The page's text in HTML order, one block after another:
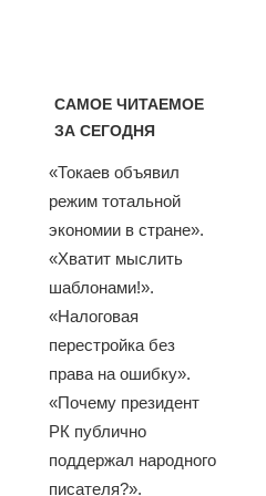
САМОЕ ЧИТАЕМОЕ
ЗА СЕГОДНЯ
«Токаев объявил
режим тотальной
экономии в стране».
«Хватит мыслить
шаблонами!».
«Налоговая
перестройка без
права на ошибку».
«Почему президент
РК публично
поддержал народного
писателя?».